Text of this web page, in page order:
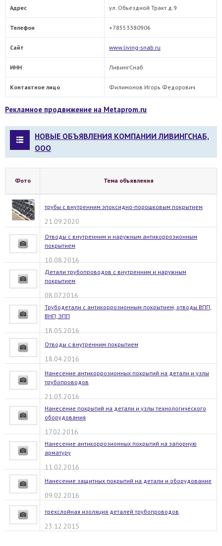
Адрес ул. Объездной Тракт д.9
Телефон +78553380906
Сайт www.living-snab.ru
ИНН ЛивингСнаб
Контактное лицо Филимонов Игорь Федорович
Рекламное продвижение на Metaprom.ru
НОВЫЕ ОБЪЯВЛЕНИЯ КОМПАНИИ ЛИВИНГСНАБ,
ООО
Фото Тема объявления
трубы с внутренним эпоксидно-порошковым покрытием
21.09.2020
Отводы с внутренним и наружным антикоррозионным
покрытием
10.08.2016
Детали трубопроводов с внутренним и наружным
покрытием
08.07.2016
Трубодетали с антикоррозионным покрытием, отводы ВПП,
ВНП, ЭПП
18.05.2016
Отводы с внутренним покрытием
18.04.2016
Нанесение антикоррозионных покрытий на детали и узлы
трубопроводов
21.03.2016
Нанесение покрытий на детали и узлы технологического
оборудования
17.02.2016
Нанесение антикоррозионных покрытий на запорную
арматуру
11.02.2016
Нанесение защитных покрытий на детали и оборудование
09.02.2016
трехслойная изоляция деталей трубопроводов
23.12.2015